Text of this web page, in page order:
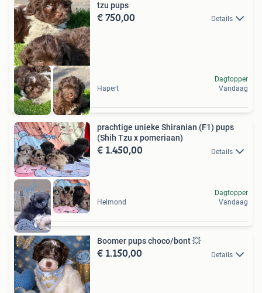
tzu pups
€ 750,00 Details
Hapert
Dagtopper
Vandaag
prachtige unieke Shiranian (F1) pups
(Shih Tzu x pomeriaan)
€ 1.450,00 Details
Helmond
Dagtopper
Vandaag
Boomer pups choco/bont 💥
€ 1.150,00 Details